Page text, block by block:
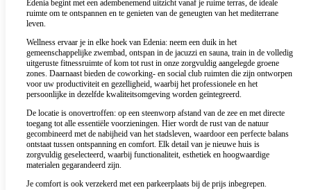
Edenia begint met een adembenemend uitzicht vanaf je ruime terras, de ideale
ruimte om te ontspannen en te genieten van de geneugten van het mediterrane
leven.
Wellness ervaar je in elke hoek van Edenia: neem een duik in het
gemeenschappelijke zwembad, ontspan in de jacuzzi en sauna, train in de volledig
uitgeruste fitnessruimte of kom tot rust in onze zorgvuldig aangelegde groene
zones. Daarnaast bieden de coworking- en social club ruimten die zijn ontworpen
voor uw productiviteit en gezelligheid, waarbij het professionele en het
persoonlijke in dezelfde kwaliteitsomgeving worden geïntegreerd.
De locatie is onovertroffen: op een steenworp afstand van de zee en met directe
toegang tot alle essentiële voorzieningen. Hier wordt de rust van de natuur
gecombineerd met de nabijheid van het stadsleven, waardoor een perfecte balans
ontstaat tussen ontspanning en comfort. Elk detail van je nieuwe huis is
zorgvuldig geselecteerd, waarbij functionaliteit, esthetiek en hoogwaardige
materialen gegarandeerd zijn.
Je comfort is ook verzekerd met een parkeerplaats bij de prijs inbegrepen.